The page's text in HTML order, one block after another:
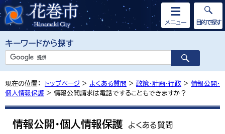
キーワードから探す
メニュー 目的で探す
現在の位置： トップページ > よくある質問 > 政策・計画・行政 > 情報公開・
個人情報保護 > 情報公開請求は電話ですることもできますか？
情報公開・個人情報保護 よくある質問